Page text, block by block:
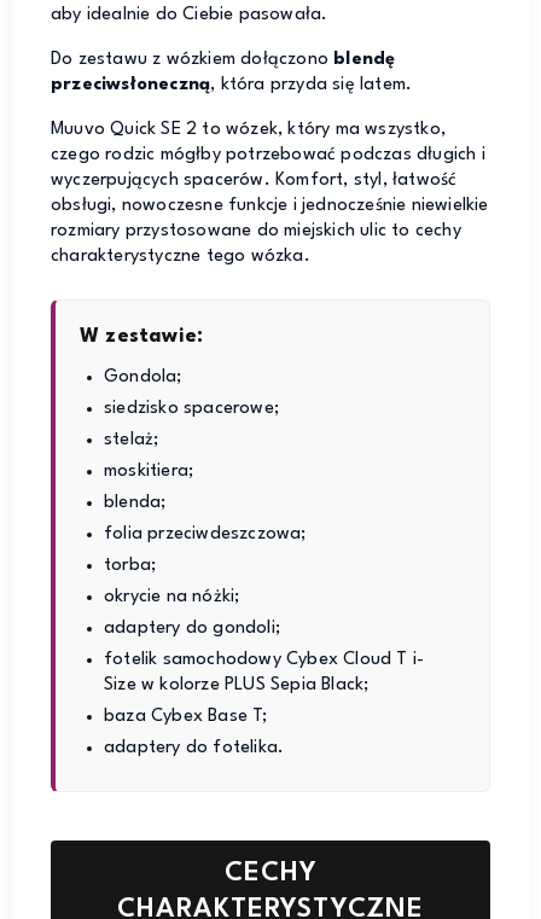
aby idealnie do Ciebie pasowała.
Do zestawu z wózkiem dołączono blendę
przeciwsłoneczną, która przyda się latem.
Muuvo Quick SE 2 to wózek, który ma wszystko,
czego rodzic mógłby potrzebować podczas długich i
wyczerpujących spacerów. Komfort, styl, łatwość
obsługi, nowoczesne funkcje i jednocześnie niewielkie
rozmiary przystosowane do miejskich ulic to cechy
charakterystyczne tego wózka.
W zestawie:
Gondola;
siedzisko spacerowe;
stelaż;
moskitiera;
blenda;
folia przeciwdeszczowa;
torba;
okrycie na nóżki;
adaptery do gondoli;
fotelik samochodowy Cybex Cloud T i-
Size w kolorze PLUS Sepia Black;
baza Cybex Base T;
adaptery do fotelika.
CECHY
CHARAKTERYSTYCZNE